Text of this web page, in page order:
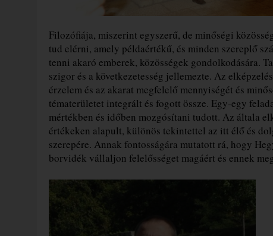
Filozófiája, miszerint egyszerű, de minőségi
tud elérni, amely példaértékű, és minden szereplő
tenni akaró emberek, közösségek gondolkodására.
szigor és a következetesség jellemezte. Az
érzelem és az akarat megfelelő mennyiségét és
tématerületet integrált és fogott össze. Egy-egy
mértékben és időben mozgósítani tudott. Az általa
értékeken alapult, különös tekintettel az itt élő és
szerepére. Annak fontosságára mutatott rá, hogy
borvidék vállaljon felelősséget magáért és ennek